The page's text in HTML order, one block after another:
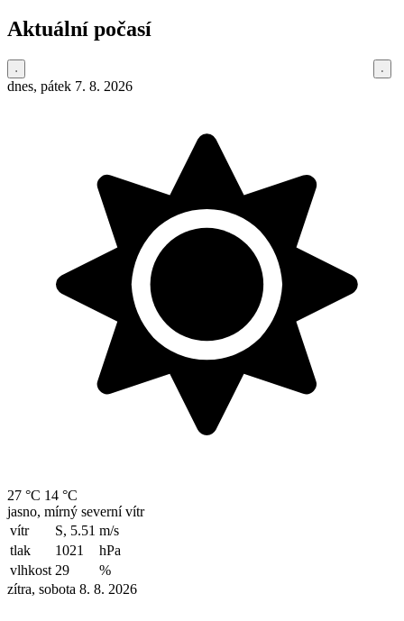
Aktuální počasí
dnes, pátek 7. 8. 2026
27 °C 14 °C
jasno, mírný severní vítr
vítr
S, 5.51 m/s
tlak
1021
hPa
vlhkost 29
%
zítra, sobota 8. 8. 2026